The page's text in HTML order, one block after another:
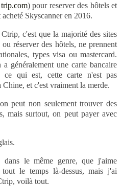
trip.com) pour reserver des hôtels et
Skyscanner en 2016.
c'est que la majorité des sites
réserver des hôtels, ne prennent
types visa ou mastercard.
généralement une carte bancaire
ce qui est, cette carte n'est pas
Chine, et c'est vraiment la merde.
peut non seulement trouver des
mais surtout, on peut payer avec
le même genre, que j'aime
le temps là-dessus, mais j'ai
voilà tout.